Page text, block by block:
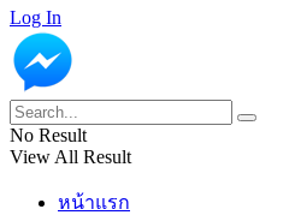
Log In
No Result
View All Result
หน้าแรก